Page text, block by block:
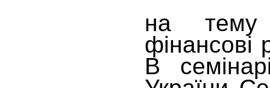
на тему
фінансові
В